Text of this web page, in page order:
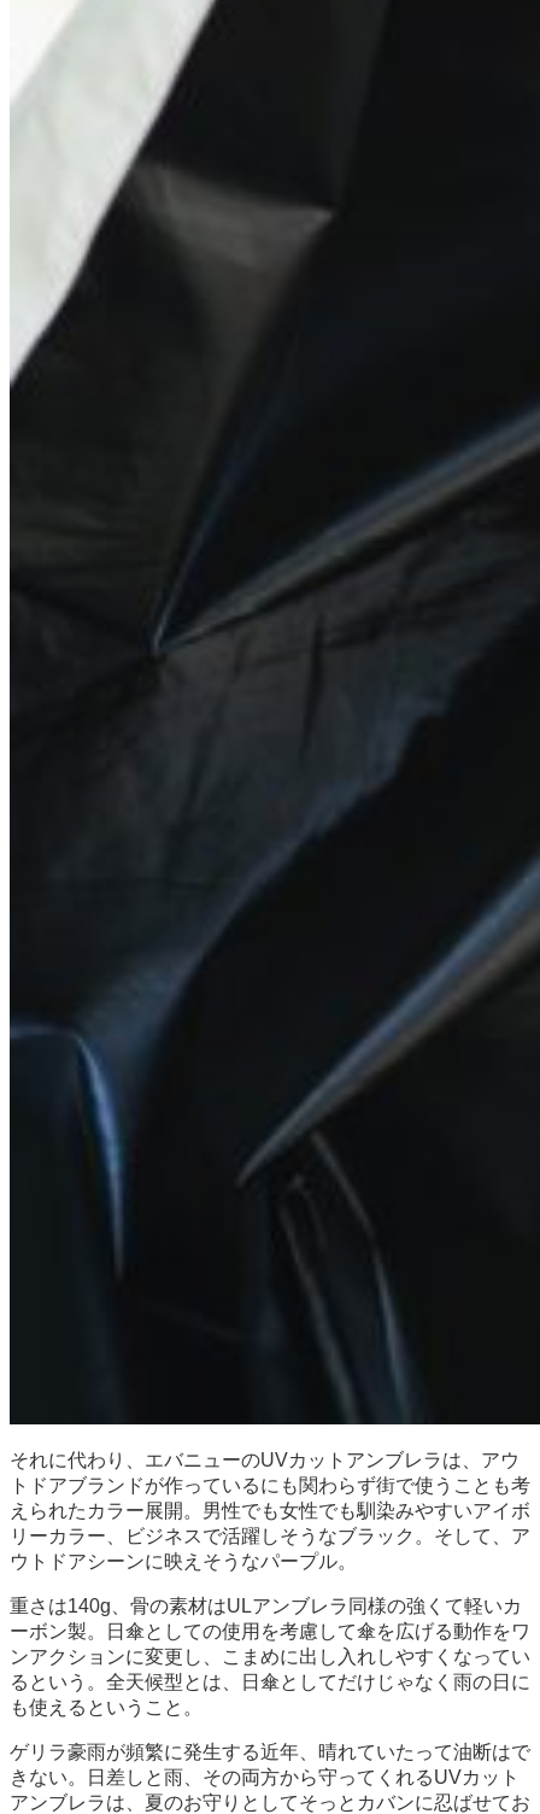
それに代わり、エバニューのUVカットアンブレラは、アウ
トドアブランドが作っているにも関わらず街で使うことも考
えられたカラー展開。男性でも女性でも馴染みやすいアイボ
リーカラー、ビジネスで活躍しそうなブラック。そして、ア
ウトドアシーンに映えそうなパープル。
重さは140g、骨の素材はULアンブレラ同様の強くて軽いカ
ーボン製。日傘としての使用を考慮して傘を広げる動作をワ
ンアクションに変更し、こまめに出し入れしやすくなってい
るという。全天候型とは、日傘としてだけじゃなく雨の日に
も使えるということ。
ゲリラ豪雨が頻繁に発生する近年、晴れていたって油断はで
きない。日差しと雨、その両方から守ってくれるUVカット
アンブレラは、夏のお守りとしてそっとカバンに忍ばせてお